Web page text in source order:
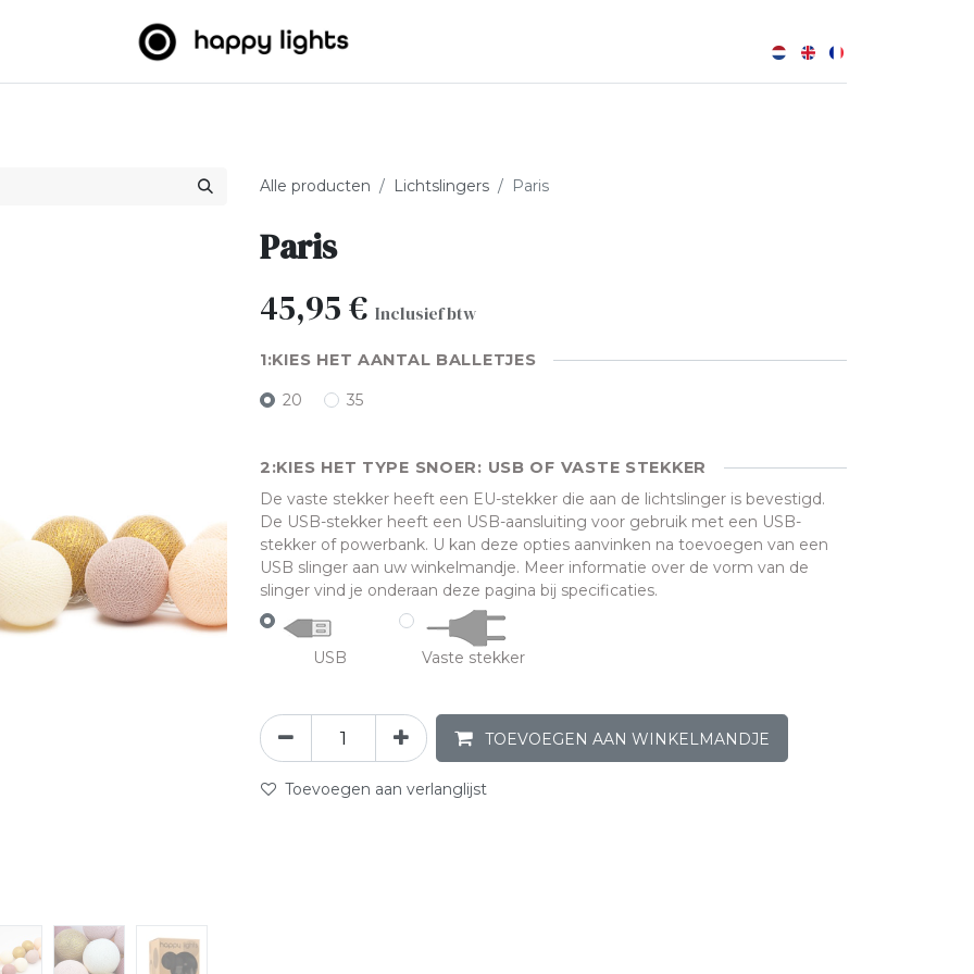
Alle producten Lichtslingers Paris
Paris
45,95€ Inclusief btw
KIES HET AANTAL BALLETJES
20 35
KIES HET TYPE SNOER: USB OF VASTE STEKKER
De vaste stekker heeft een EU-stekker die aan de lichtslinger is bevestigd.
De USB-stekker heeft een USB-aansluiting voor gebruik met een USB-
stekker of powerbank. U kan deze opties aanvinken na toevoegen van een
USB slinger aan uw winkelmandje. Meer informatie over de vorm van de
slinger vind je onderaan deze pagina bij specificaties.
USB Vaste stekker
TOEVOEGEN AAN WINKELMANDJE
Toevoegen aan verlanglijst